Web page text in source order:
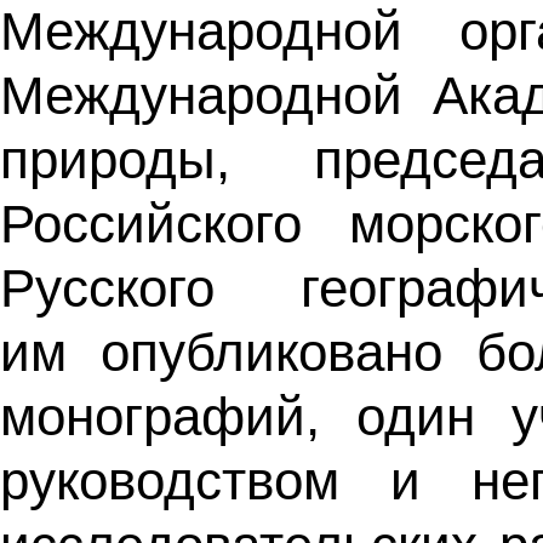
Международной
Международной
природы,
Российского
Русского
им опубликовано
монографий, один
руководством и